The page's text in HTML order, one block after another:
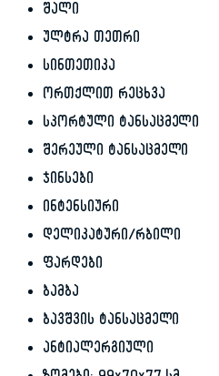
შალი
ულტრა თეთრი
სინთეთიკა
ორთქლით რეცხვა
სპორტული ტანსაცმელი
შერეული ტანსაცმელი
ჯინსები
ინტენსიური
დელიკატური/რბილი
ფარდები
ბამბა
ბავშვის ტანსაცმელი
ანტიალერგიული